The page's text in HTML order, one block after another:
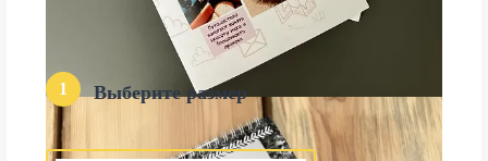
1 Выберите размер